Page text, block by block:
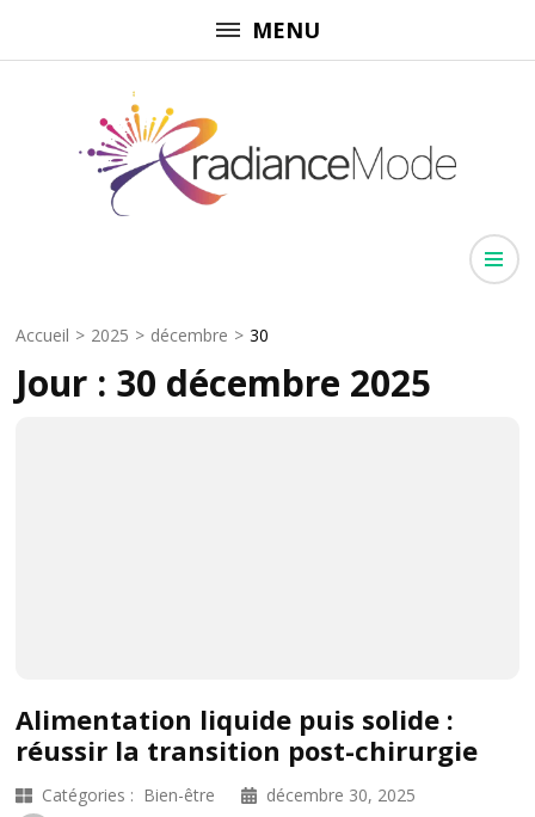
au
MENU
Accueil > 2025 > décembre > 30
Jour : 30 décembre 2025
Alimentation liquide puis solide :
réussir la transition post-chirurgie
Catégories : Bien-être
décembre 30, 2025